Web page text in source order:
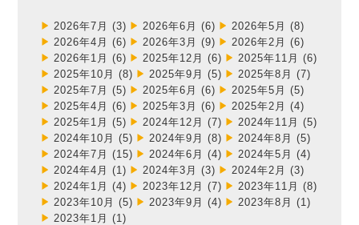
2026年7月 (3) 2026年6月 (6) 2026年5月
(8)
2026年4月
(6) 2026年3月 (9) 2026年2月
(6)
2026年1月
(6) 2025年12月 (6) 2025年11月
(6)
2025年10月
(8) 2025年9月 (5) 2025年8月
(7)
2025年7月
(5) 2025年6月 (6) 2025年5月
(5)
2025年4月
(6) 2025年3月 (6) 2025年2月
(4)
2025年1月
(5) 2024年12月 (7) 2024年11月
(5)
2024年10月
(5) 2024年9月 (8) 2024年8月
(5)
2024年7月
(15) 2024年6月 (4) 2024年5月
(4)
2024年4月
(1) 2024年3月 (3) 2024年2月
(3)
2024年1月
(4) 2023年12月 (7) 2023年11月
(8)
2023年10月
(5) 2023年9月 (4) 2023年8月
(1)
2023年1月
(1)